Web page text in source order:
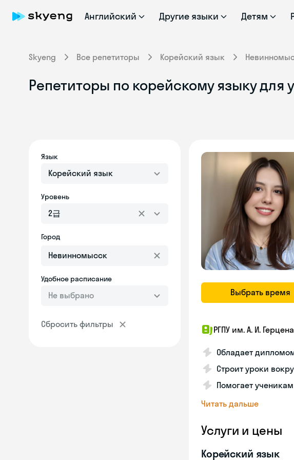
Английский Другие языки Детям
Skyeng Все репетиторы Корейский язык
Репетиторы по корейскому языку
Язык
Корейский язык
Уровень
2급
Город
Удобное расписание
Не выбрано
Сбросить фильтры
Выбрать время
РГПУ им. А. И. Герцена
Обладает
Строит уроки
Помогает
Читать дальше
Услуги и цены
Корейский язык